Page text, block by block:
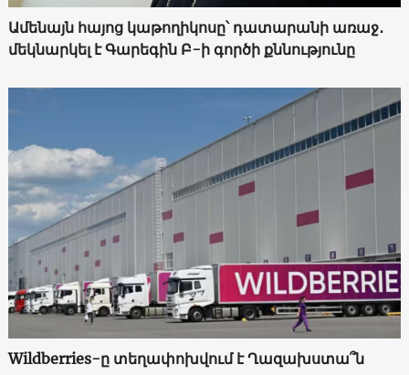
Ամենայն հայոց կաթողիկոսը՝ դատարանի առաջ․
մեկնարկել է Գարեգին Բ-ի գործի քննությունը
Wildberries-ը տեղափոխվում է Ղազախստա՞ն